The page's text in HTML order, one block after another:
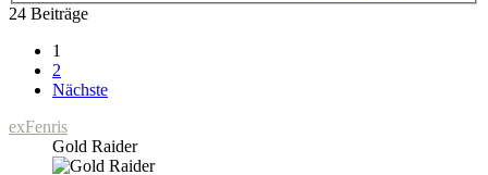
24 Beiträge
1
2
Nächste
exFenris
Gold Raider